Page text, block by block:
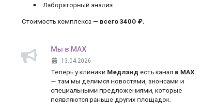
Лабораторный анализ
Стоимость комплекса — всего 3400 ₽.
Мы в MAX
13.04.2026
Теперь у клиники Медлэнд есть канал в MAX
— там мы делимся новостями, анонсами и
специальными предложениями, которые
появляются раньше других площадок.